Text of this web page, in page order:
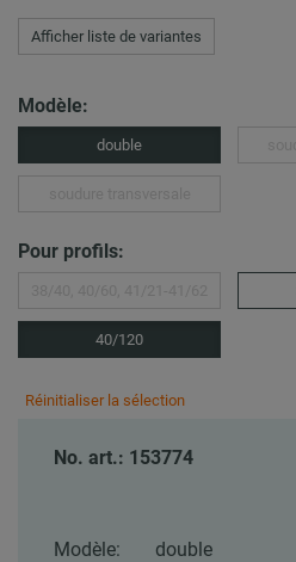
Afficher liste de variantes
Modèle:
double
Pour profils:
40/120
Réinitialiser la sélection
No. art.: 153774
Modèle:
double